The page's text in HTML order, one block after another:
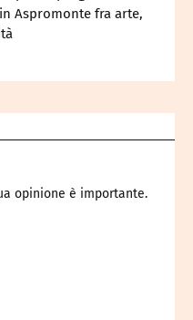
Aspromonte fra arte,
opinione è importante.